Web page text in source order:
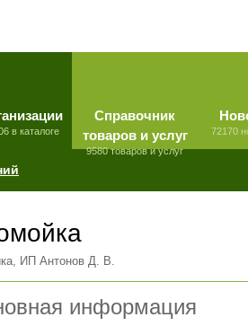
в каталоге
Справочник
товаров и услуг
9580 товаров и услуг
72170
ИП Антонов Д. В.
информация